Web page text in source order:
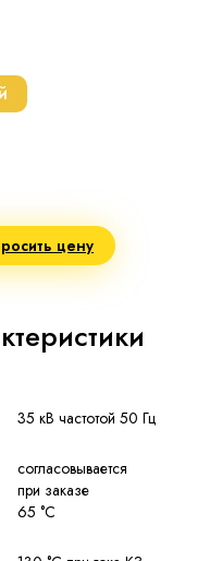
цену
35 кВ частотой 50 Гц
согласовывается
при заказе
65 °C